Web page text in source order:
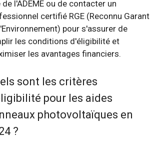
l'ADEME ou de contacter un
certifié RGE (Reconnu Garant
pour s'assurer de
les conditions d'éligibilité et
les avantages financiers.
sont les critères
pour les aides
photovoltaïques en
?